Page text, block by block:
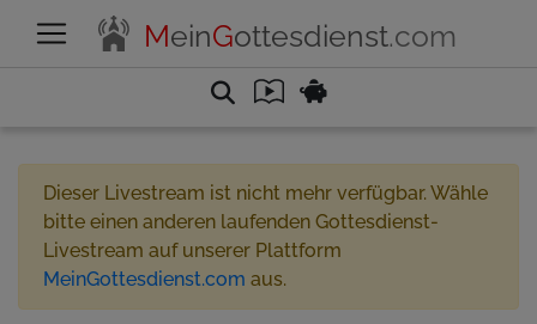
MeinGottesdienst.com
Dieser Livestream ist nicht mehr verfügbar. Wähle
bitte einen anderen laufenden Gottesdienst-
Livestream auf unserer Plattform
MeinGottesdienst.com aus.